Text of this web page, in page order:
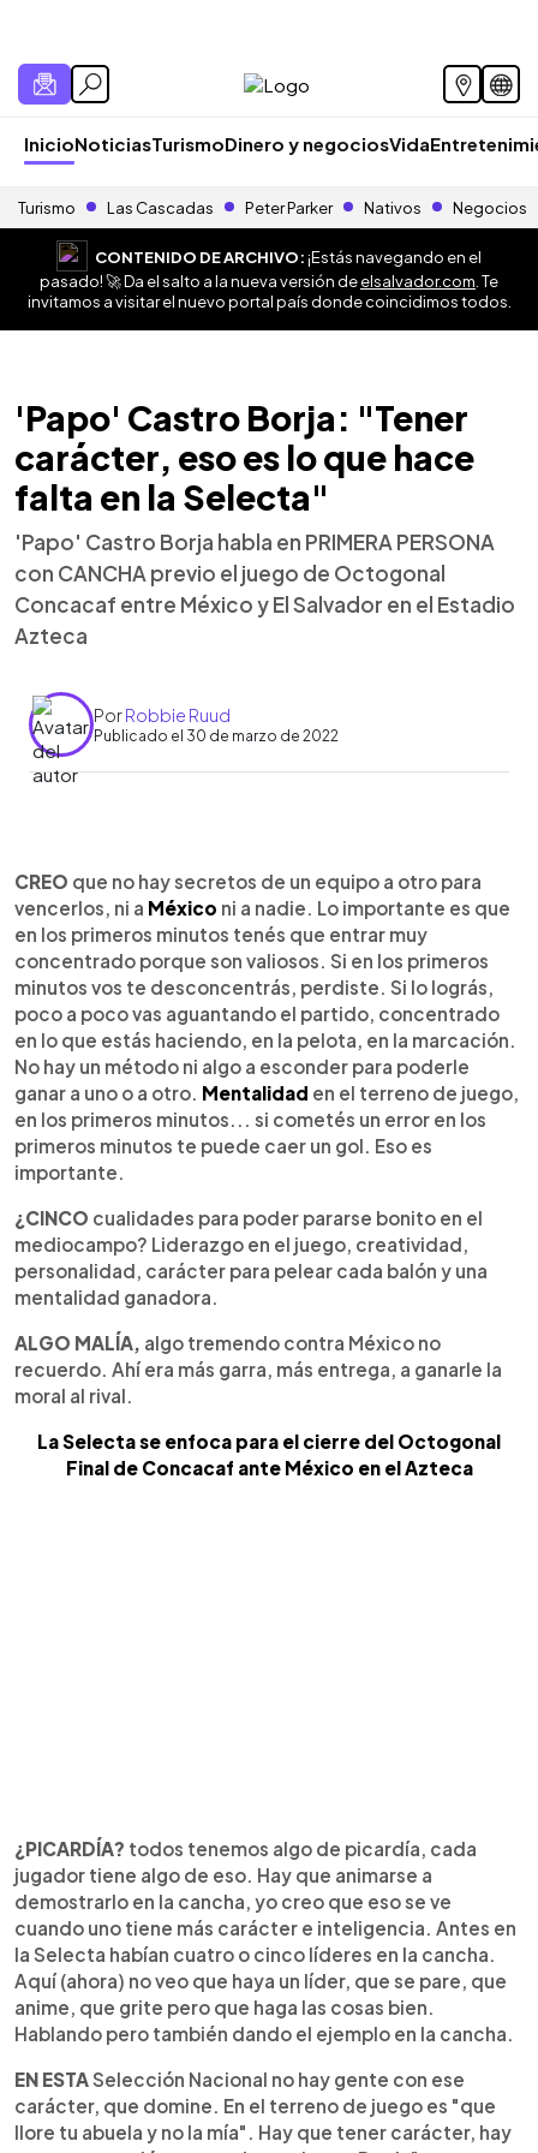
InicioNoticiasTurismoDinero y negociosVida
Turismo Las Cascadas Peter Parker Nativos Negocios
CONTENIDO DE ARCHIVO:¡Estás navegando en el
pasado! 🚀 Da el salto a la nueva versión deelsalvador.com . Te
invitamos a visitar el nuevo portal país donde coincidimos todos.
'Papo' Castro Borja: "Tener
carácter, eso es lo que hace
falta en la Selecta"
'Papo' Castro Borja habla en PRIMERA PERSONA
con CANCHA previo el juego de Octogonal
Concacaf entre México y El Salvador en el Estadio
Azteca
PorRobbie Ruud
Publicado el 30 de marzo de 2022
Escuchar artículo
CREO que no hay secretos de un equipo a otro para
vencerlos, ni a México ni a nadie. Lo importante es que
en los primeros minutos tenés que entrar muy
concentrado porque son valiosos. Si en los primeros
minutos vos te desconcentrás, perdiste. Si lo lográs,
poco a poco vas aguantando el partido, concentrado
en lo que estás haciendo, en la pelota, en la marcación.
No hay un método ni algo a esconder para poderle
ganar a uno o a otro. Mentalidad en el terreno de juego,
en los primeros minutos... si cometés un error en los
primeros minutos te puede caer un gol. Eso es
importante.
¿CINCO cualidades para poder pararse bonito en el
mediocampo? Liderazgo en el juego, creatividad,
personalidad, carácter para pelear cada balón y una
mentalidad ganadora.
ALGO MALÍA, algo tremendo contra México no
recuerdo. Ahí era más garra, más entrega, a ganarle la
moral al rival.
La Selecta se enfoca para el cierre del Octogonal
Final de Concacaf ante México en el Azteca
¿PICARDÍA? todos tenemos algo de picardía, cada
jugador tiene algo de eso. Hay que animarse a
demostrarlo en la cancha, yo creo que eso se ve
cuando uno tiene más carácter e inteligencia. Antes en
la Selecta habían cuatro o cinco líderes en la cancha.
Aquí (ahora) no veo que haya un líder, que se pare, que
anime, que grite pero que haga las cosas bien.
Hablando pero también dando el ejemplo en la cancha.
EN ESTA Selección Nacional no hay gente con ese
carácter, que domine. En el terreno de juego es "que
llore tu abuela y no la mía". Hay que tener carácter, hay